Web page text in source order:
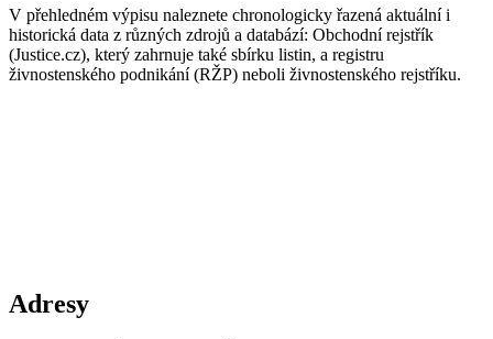
V přehledném výpisu naleznete chronologicky řazená aktuální i
historická data z různých zdrojů a databází: Obchodní rejstřík
(Justice.cz), který zahrnuje také sbírku listin, a registru
živnostenského podnikání (RŽP) neboli živnostenského rejstříku.
Adresy